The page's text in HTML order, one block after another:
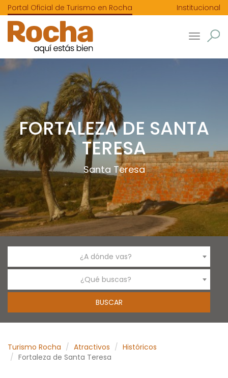
Portal Oficial de Turismo en Rocha Institucional
Toggle
FORTALEZA DE SANTA
TERESA
Santa Teresa
¿A dónde vas?
¿Qué buscas?
Turismo Rocha Atractivos
Históricos
Fortaleza de Santa Teresa